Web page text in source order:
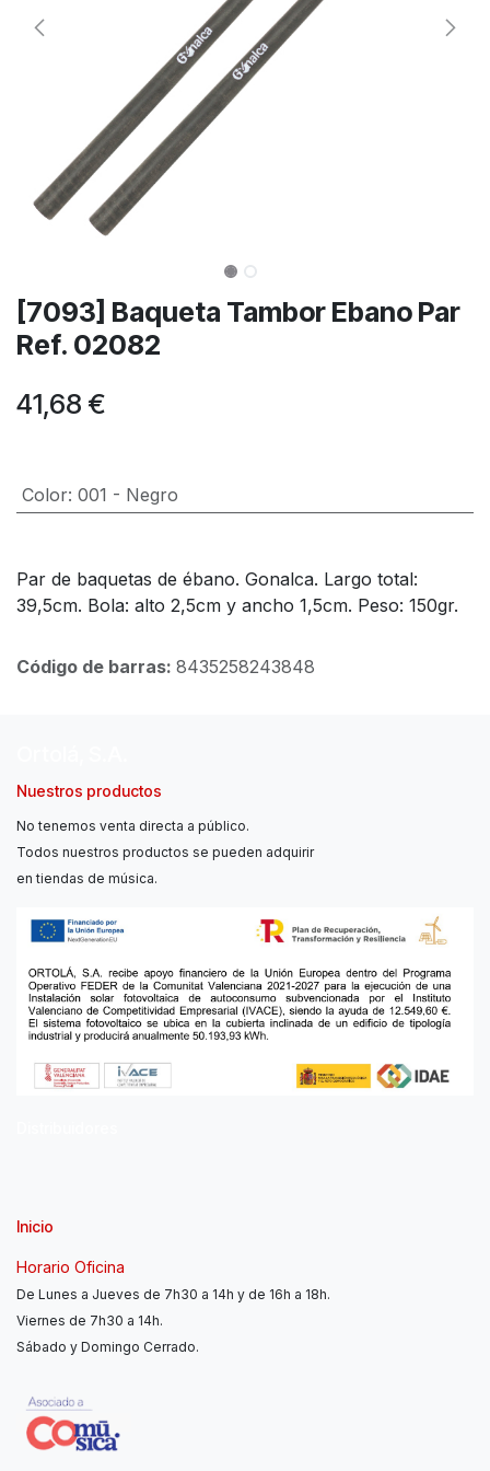
[7093] Baqueta Tambor Ebano Par
Ref. 02082
41,68 €
Color: 001 - Negro
Par de baquetas de ébano. Gonalca. Largo total:
39,5cm. Bola: alto 2,5cm y ancho 1,5cm. Peso: 150gr.
Código de barras: 8435258243848
Nuestros productos
No tenemos venta directa a público.
Todos nuestros productos se pueden adquirir
en tiendas de música.
Inicio
Horario Oficina
De Lunes a Jueves de 7h30 a 14h y de 16h a 18h.
Viernes de 7h30 a 14h.
Sábado y Domingo Cerrado.